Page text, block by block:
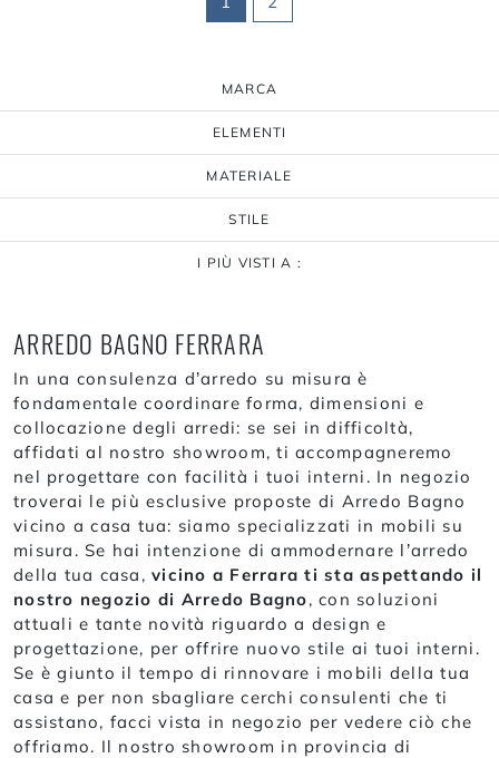
MARCA
ELEMENTI
MATERIALE
STILE
I PIÙ VISTI A :
ARREDO BAGNO FERRARA
In una consulenza d’arredo su misura è
fondamentale coordinare forma, dimensioni e
collocazione degli arredi: se sei in difficoltà,
affidati al nostro showroom, ti accompagneremo
nel progettare con facilità i tuoi interni. In negozio
troverai le più esclusive proposte di Arredo Bagno
vicino a casa tua: siamo specializzati in mobili su
misura. Se hai intenzione di ammodernare l’arredo
della tua casa, vicino a Ferrara ti sta aspettando il
nostro negozio di Arredo Bagno, con soluzioni
attuali e tante novità riguardo a design e
progettazione, per offrire nuovo stile ai tuoi interni.
Se è giunto il tempo di rinnovare i mobili della tua
casa e per non sbagliare cerchi consulenti che ti
assistano, facci vista in negozio per vedere ciò che
offriamo. Il nostro showroom in provincia di